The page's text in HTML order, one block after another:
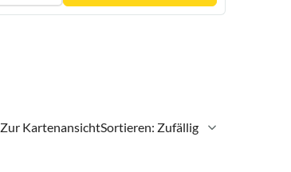
Zur KartenansichtSortieren: Zufällig